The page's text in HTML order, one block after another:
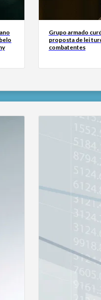
Grupo armado
proposta de lei
combatentes